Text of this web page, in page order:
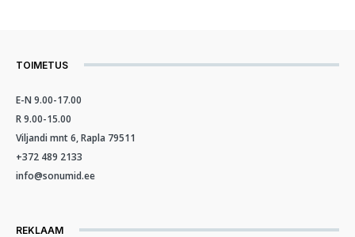
TOIMETUS
E-N 9.00-17.00
R 9.00-15.00
Viljandi mnt 6, Rapla 79511
+372 489 2133
info@sonumid.ee
REKLAAM